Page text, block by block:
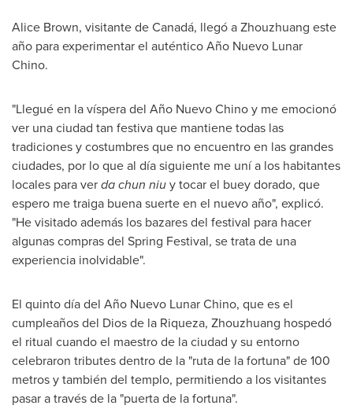
Alice Brown, visitante de Canadá, llegó a Zhouzhuang este
año para experimentar el auténtico Año Nuevo Lunar
Chino.
"Llegué en la víspera del Año Nuevo Chinoy me emocionó
ver una ciudad tan festiva que mantiene todas las
tradiciones y costumbres que no encuentro en las grandes
ciudades, por lo que al día siguiente me uní a los habitantes
locales para verda chun niuy tocar el buey dorado, que
espero me traiga buena suerte en el nuevo año", explicó.
"He visitado además los bazares del festival para hacer
algunas compras del Spring Festival, se trata de una
experiencia inolvidable".
El quinto día del Año Nuevo Lunar Chino, que es el
cumpleaños del Dios de la Riqueza, Zhouzhuang hospedó
el ritual cuando el maestro de la ciudad y su entorno
celebraron tributes dentro de la "ruta de la fortuna" de 100
metros y también del templo, permitiendo a los visitantes
pasar a través de la "puerta de la fortuna".